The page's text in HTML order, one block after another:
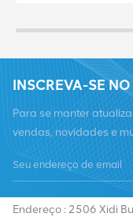
INSCREVA-SE
Para se manter
vendas, novidades e
Telefone :
Endereço : 2506 Xidi